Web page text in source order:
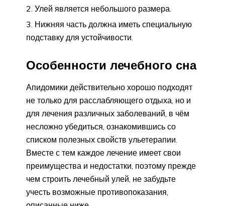
Улей является небольшого размера.
Нижняя часть должна иметь специальную
подставку для устойчивости.
Особенности лечебного сна
Апидомики действительно хорошо подходят
не только для расслабляющего отдыха, но и
для лечения различных заболеваний, в чём
несложно убедиться, ознакомившись со
списком полезных свойств ульетерапии.
Вместе с тем каждое лечение имеет свои
преимущества и недостатки, поэтому прежде
чем строить лечебный улей, не забудьте
учесть возможные противопоказания,